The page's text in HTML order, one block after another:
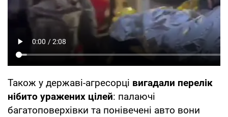
Також у державі-агресорці вигадали перелік
нібито уражених цілей: палаючі
багатоповерхівки та понівечені авто вони